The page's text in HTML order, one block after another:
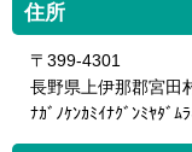
住所
〒399-4301
長野県上伊那郡宮田
ﾅｶﾞﾉｹﾝｶﾐｲﾅｸﾞﾝﾐﾔﾀﾞﾑ